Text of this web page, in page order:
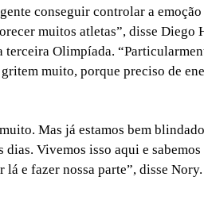
conseguir controlar a emoção
muitos atletas”, disse Diego
Olimpíada.
muito, porque preciso de
Mas já estamos bem
dias. Vivemos isso aqui e
e fazer nossa parte”, disse Nory.